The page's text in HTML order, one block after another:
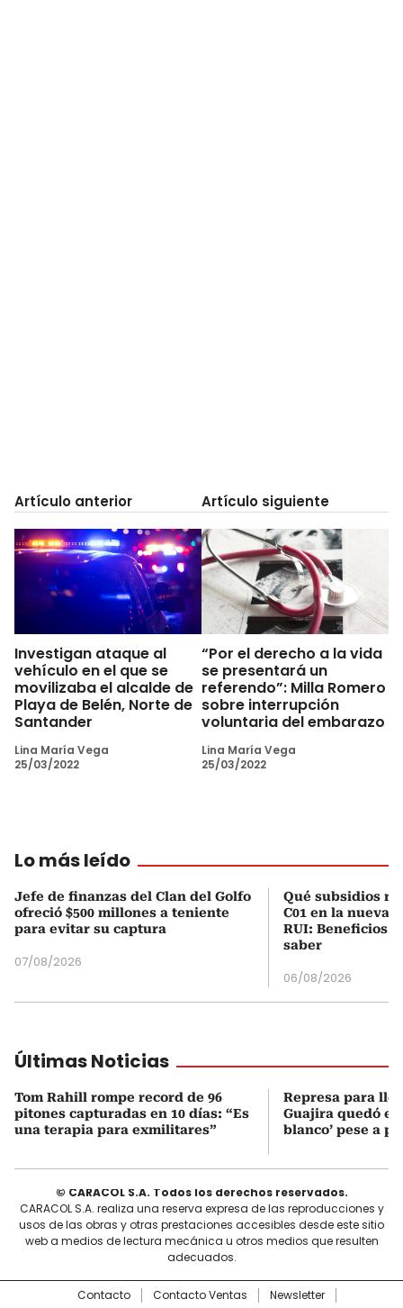
Artículo anterior
Investigan ataque al
vehículo en el que se
movilizaba el alcalde de
Playa de Belén, Norte de
Santander
Lina María Vega
25/03/2022
Artículo siguiente
“Por el derecho a la vida
se presentará un
referendo”: Milla Romero
sobre interrupción
voluntaria del embarazo
Lina María Vega
25/03/2022
Lo más leído
Jefe de finanzas del Clan del Golfo
ofreció $500 millones a teniente
para evitar su captura
07/08/2026
Qué subsidios
C01 en la nueva
RUI: Beneficios
saber
06/08/2026
Últimas Noticias
Tom Rahill rompe record de 96
pitones capturadas en 10 días: “Es
una terapia para exmilitares”
Represa para
Guajira quedó en
blanco’ pese a
© CARACOL S.A. Todos los derechos reservados.
CARACOL S.A. realiza una reserva expresa de las reproducciones y
usos de las obras y otras prestaciones accesibles desde este sitio
web a medios de lectura mecánica u otros medios que resulten
adecuados.
Contacto Contacto Ventas Newsletter